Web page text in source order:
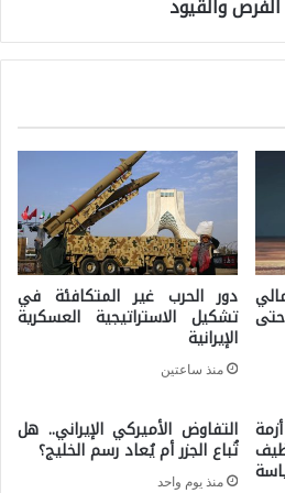
الفرص والقيود
دور الحرب غير المتكافئة في
تشكيل الاستراتيجية العسكرية
الإيرانية
منذ ساعتين
التفاوض الأميركي الإيراني.. هل
تُباع الجزر أم يُعاد رسم الخليج؟
منذ يوم واحد